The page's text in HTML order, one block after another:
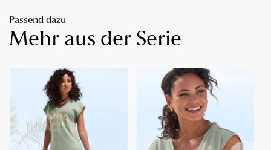
Passend dazu
Mehr aus der Serie